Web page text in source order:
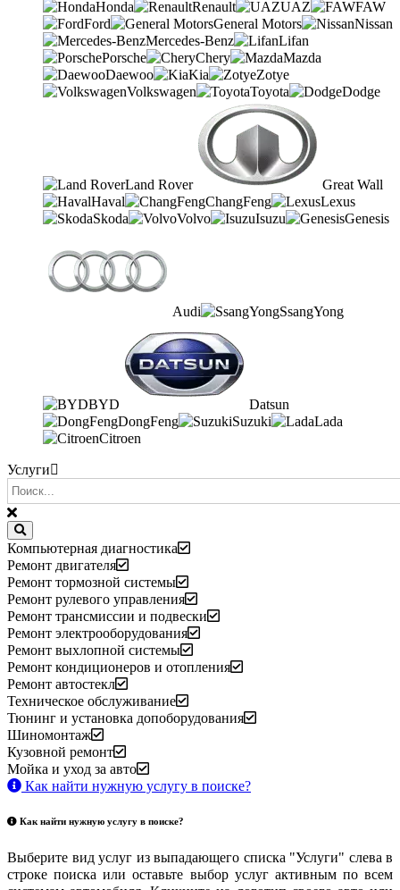
Honda
Renault UAZ
FAW
Ford
General Motors
Nissan
Mercedes-Benz
Lifan
Porsche
Chery
Mazda
Daewoo
Kia
Zotye
Volkswagen
Toyota Dodge
Land Rover
Great Wall
Haval
ChangFeng
Lexus
Skoda
Volvo Isuzu Genesis
Audi SsangYong
BYD
Datsun
DongFeng
Suzuki
Lada
Citroen
Услуги
Компьютерная диагностика
Ремонт двигателя
Ремонт тормозной системы
Ремонт рулевого управления
Ремонт трансмиссии и подвески
Ремонт электрооборудования
Ремонт выхлопной системы
Ремонт кондиционеров и отопления
Ремонт автостекл
Техническое обслуживание
Тюнинг и установка допоборудования
Шиномонтаж
Кузовной ремонт
Мойка и уход за авто
Как найти нужную услугу в поиске?
Как найти нужную услугу в поиске?
Выберите вид услуг из выпадающего списка "Услуги" слева в
строке поиска или оставьте выбор услуг активным по всем